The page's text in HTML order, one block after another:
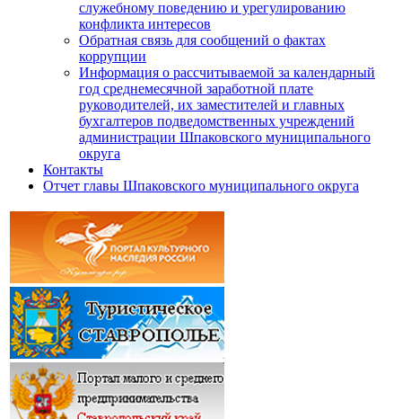
служебному поведению и урегулированию
конфликта интересов
Обратная связь для сообщений о фактах
коррупции
Информация о рассчитываемой за календарный
год среднемесячной заработной плате
руководителей, их заместителей и главных
бухгалтеров подведомственных учреждений
администрации Шпаковского муниципального
округа
Контакты
Отчет главы Шпаковского муниципального округа